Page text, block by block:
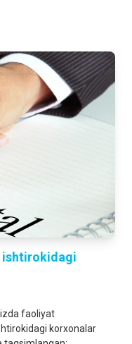
ishtirokidagi
faoliyat
korxonalar